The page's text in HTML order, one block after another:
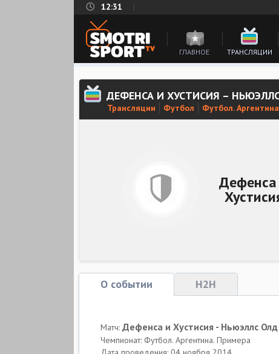
12:31
ГЛАВНОЕ ТРАНСЛЯЦИИ
ДЕФЕНСА И ХУСТИСИЯ –
Трансляции Футбол Футбол.
Дефенса
О событии H2H
Матч: Дефенса и Хустисия - Ньюэллс
Чемпионат: Футбол. Аргентина. Примера